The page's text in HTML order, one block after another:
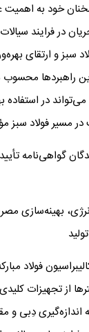
خود به اهمیت
در فرایند
سبز و ارتقای
راهبردها محسوب
در استفاده
مسیر فولاد سبز
بهینه‌سازی
فولاد
از تجهیزات
دِبی و